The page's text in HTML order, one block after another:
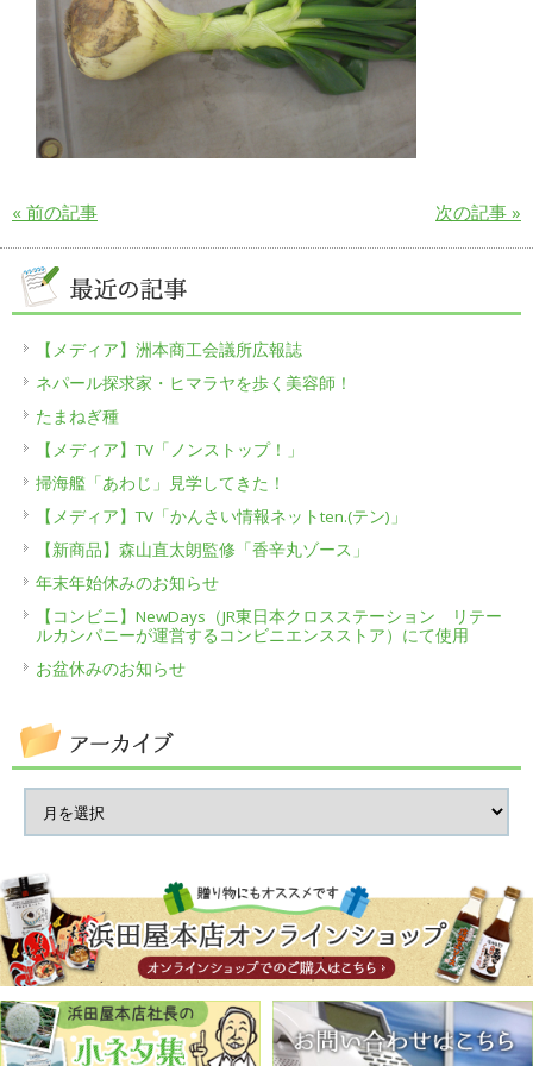
« 前の記事 次の記事 »
【メディア】洲本商工会議所広報誌
ネパール探求家・ヒマラヤを歩く美容師！
たまねぎ種
【メディア】TV「ノンストップ！」
掃海艦「あわじ」見学してきた！
【メディア】TV「かんさい情報ネットten.(テン)」
【新商品】森山直太朗監修「香辛丸ゾース」
年末年始休みのお知らせ
【コンビニ】NewDays（JR東日本クロスステーション リテー
ルカンパニーが運営するコンビニエンスストア）にて使用
お盆休みのお知らせ